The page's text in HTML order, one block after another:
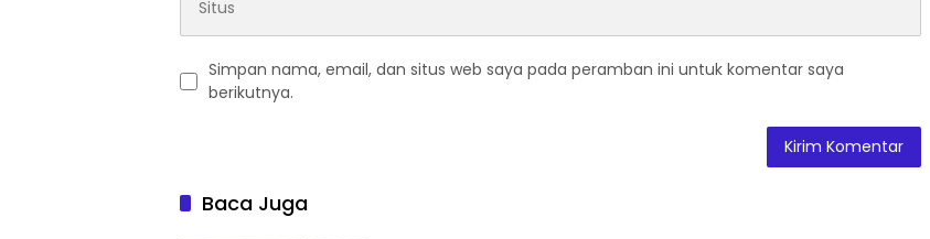
Simpan nama, email, dan situs web saya pada peramban ini untuk komentar saya
berikutnya.
Baca Juga